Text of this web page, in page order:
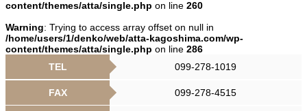
content/themes/atta/single.php on line 260
Warning: Trying to access array offset on null in
/home/users/1/denko/web/atta-kagoshima.com/wp-
content/themes/atta/single.php on line 286
TEL
099-278-1019
FAX 099-278-4515